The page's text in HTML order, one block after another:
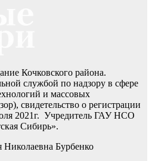
Кочковского района.
службой по надзору в сфере
и массовых
свидетельство о регистрации
2021г. Учредитель ГАУ НСО
Сибирь».
Николаевна Бурбенко